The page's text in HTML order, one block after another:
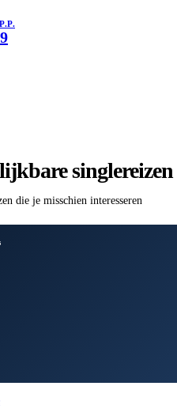
singlereizen
die je misschien interesseren